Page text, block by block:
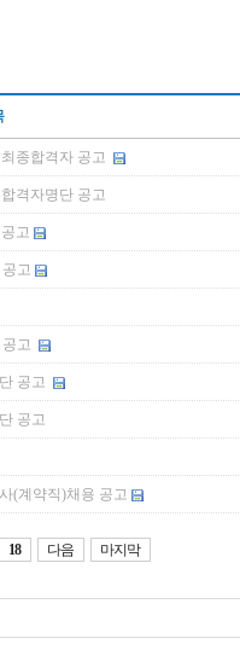
종합격자 공고
격자명단 공고
고
고
고
공고
공고
(계약직)채용 공고
18 다음 마지막